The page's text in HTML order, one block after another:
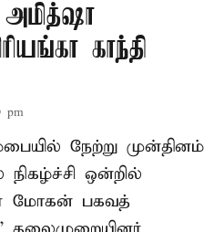
அமித்ஷா
காந்தி
pm
நேற்று முன்தினம்
ஒன்றில்
மோகன் பகவத்